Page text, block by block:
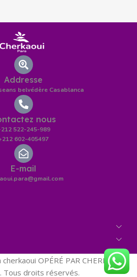
Addresse
belvédère Casablanca
nous
522-245-989
602-405497
E-mail
OPÉRÉ PAR CHERKAOUI
Tous droits réservés.